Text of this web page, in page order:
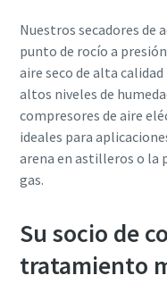
Nuestros secadores de
punto de rocío a
aire seco de alta
altos niveles de
compresores de aire
ideales para
arena en astilleros o la
gas.
Su socio de
tratamiento